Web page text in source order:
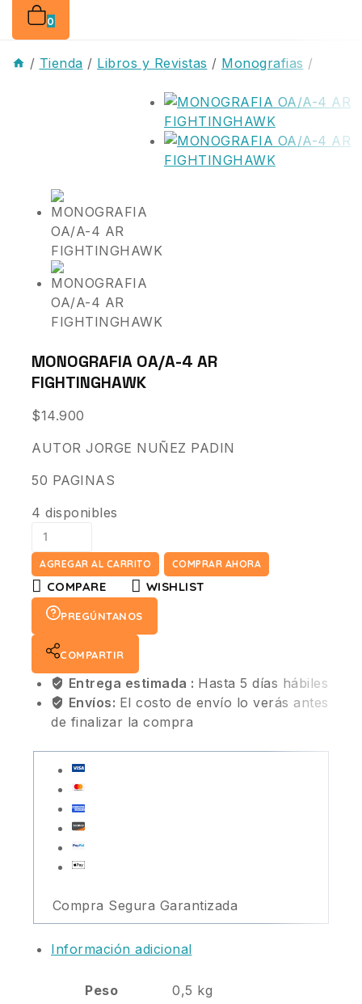
0
/ Tienda / Libros y Revistas / Monografias /
MONOGRAFIA OA/A-4 AR
FIGHTINGHAWK
$14.900
AUTOR JORGE NUÑEZ PADIN
50 PAGINAS
4 disponibles
AGREGAR AL CARRITO COMPRAR AHORA
COMPARE WISHLIST
PREGÚNTANOS
COMPARTIR
Entrega estimada : Hasta 5 días hábiles
Envíos: El costo de envío lo verás antes
de finalizar la compra
Compra Segura Garantizada
Información adicional
Peso
0,5 kg